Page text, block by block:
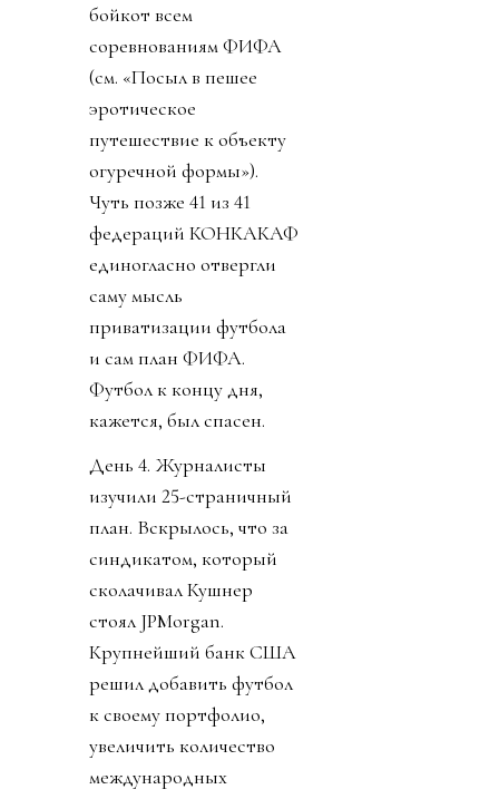
бойкот всем
соревнованиям ФИФА
(см. «Посыл в пешее
эротическое
путешествие к объекту
огуречной формы»).
Чуть позже 41 из 41
федераций КОНКАКАФ
единогласно отвергли
саму мысль
приватизации футбола
и сам план ФИФА.
Футбол к концу дня,
кажется, был спасен.
День 4. Журналисты
изучили 25-страничный
план. Вскрылось, что за
синдикатом, который
сколачивал Кушнер
стоял JPMorgan.
Крупнейший банк США
решил добавить футбол
к своему портфолио,
увеличить количество
международных